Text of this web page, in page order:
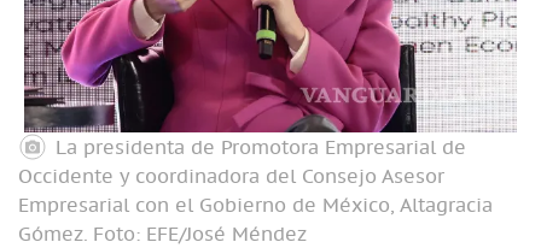
La presidenta de Promotora Empresarial de
Occidente y coordinadora del Consejo Asesor
Empresarial con el Gobierno de México, Altagracia
Gómez. Foto: EFE/José Méndez